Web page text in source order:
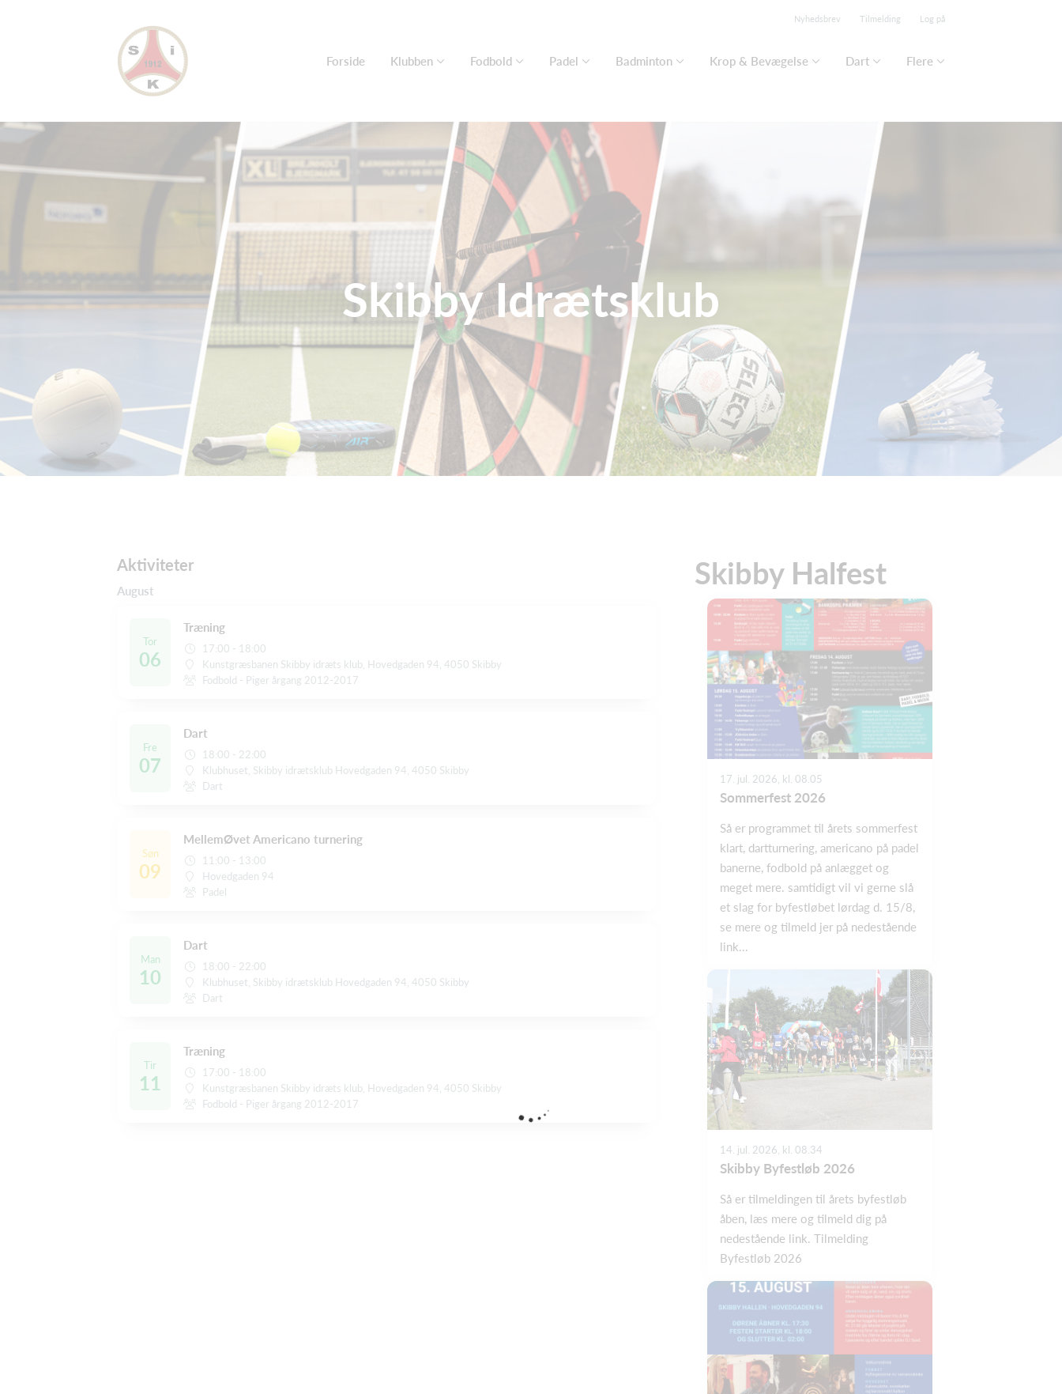
Nyhedsbrev Tilmelding Log på
Forside Klubben Fodbold Padel Badminton Krop & Bevægelse Dart Flere
Skibby Idrætsklub
Aktiviteter
August
Tor
06
Træning
17:00 - 18:00
Kunstgræsbanen Skibby idræts klub, Hovedgaden 94, 4050 Skibby
Fodbold - Piger årgang 2012-2017
Fre
07
Dart
18:00 - 22:00
Klubhuset, Skibby idrætsklub Hovedgaden 94, 4050 Skibby
Dart
Søn
09
MellemØvet Americano turnering
11:00 - 13:00
Hovedgaden 94
Padel
Man
10
Dart
18:00 - 22:00
Klubhuset, Skibby idrætsklub Hovedgaden 94, 4050 Skibby
Dart
Tir
11
Træning
17:00 - 18:00
Kunstgræsbanen Skibby idræts klub, Hovedgaden 94, 4050 Skibby
Fodbold - Piger årgang 2012-2017
Skibby Halfest
17. jul. 2026, kl. 08.05
Sommerfest 2026
Så er programmet til årets sommerfest
klart, dartturnering, americano på padel
banerne, fodbold på anlægget og
meget mere. samtidigt vil vi gerne slå
et slag for byfestløbet lørdag d. 15/8,
se mere og tilmeld jer på nedestående
link...
14. jul. 2026, kl. 08.34
Skibby Byfestløb 2026
Så er tilmeldingen til årets byfestløb
åben, læs mere og tilmeld dig på
nedestående link. Tilmelding
Byfestløb 2026